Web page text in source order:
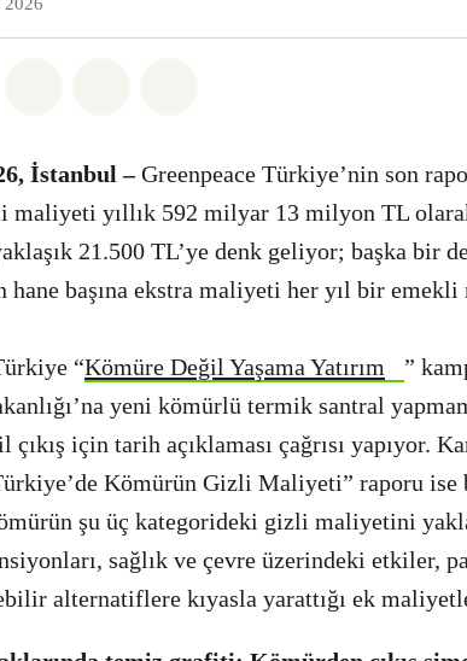
İstanbul –Greenpeace Türkiye’nin son
maliyeti yıllık 592 milyar 13 milyon TL
21.500 TL’ye denk geliyor; başka bir
hane başına ekstra maliyeti her yıl bir emekli
“Kömüre Değil Yaşama Yatırım
”
yeni kömürlü termik santral
için tarih açıklaması çağrısı yapıyor.
Kömürün Gizli Maliyeti” raporu ise
şu üç kategorideki gizli maliyetini
sağlık ve çevre üzerindeki etkiler,
alternatiflere kıyasla yarattığı ek